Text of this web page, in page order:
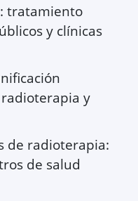
tratamiento
y clínicas
y
de radioterapia:
de salud